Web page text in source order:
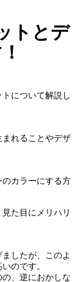
トとデ
について解説し
まれることやデザ
カラーにする方
た目にメリハリ
したが、このよ
のです。
、逆におかしな